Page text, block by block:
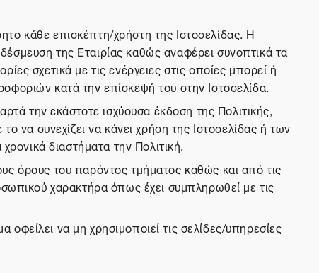
κάθε επισκέπτη/χρήστη της Ιστοσελίδας. Η
της Εταιρίας καθώς αναφέρει συνοπτικά τα
σχετικά με τις ενέργειες στις οποίες μπορεί ή
κατά την επίσκεψή του στην Ιστοσελίδα.
την εκάστοτε ισχύουσα έκδοση της Πολιτικής,
να συνεχίζει να κάνει χρήση της Ιστοσελίδας ή των
διαστήματα την Πολιτική.
όρους του παρόντος τμήματος καθώς και από τις
χαρακτήρα όπως έχει συμπληρωθεί με τις
να μη χρησιμοποιεί τις σελίδες/υπηρεσίες